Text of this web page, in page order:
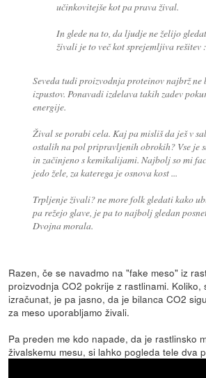
učinkovitejše kot pa prava žival.
In glede na to, da ljudje ne želijo
živali je to več kot sprejemljiva rešitev
Seveda tudi proizvodnja proteinov najbrž ne
izpustov. Ponavadi izdelava takih zadev
energije.
Žival se porabi cela. Kaj pa misliš da ješ v
ostalih na pol pripravljenih obrokih? Vse je
in začinjeno s kemikalijami. Najbolj so mi
jedo žele, za katerega je osnova kost ...
Trpljenje živali? ne more folk gledati kako
pa režejo glave, je pa to najbolj gledan
Dvojna morala.
Razen, če se navadmo na "fake meso" iz
proizvodnja CO2 pokrije z rastlinami. Koliko,
izračunat, je pa jasno, da je bilanca CO2
za meso uporabljamo živali.
Pa preden me kdo napade, da je rastlinsko
živalskemu mesu, si lahko pogleda tele dva